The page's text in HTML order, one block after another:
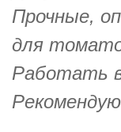
Прочные,
для
Работать